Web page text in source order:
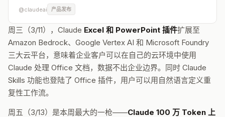
@claudeai 产品发布
周三（3/11），Claude Excel 和 PowerPoint 插件扩展至
Amazon Bedrock、Google Vertex AI 和 Microsoft Foundry
三大云平台，意味着企业客户可以在自己的云环境中使用
Claude 处理 Office 文档，数据不出企业边界。同时 Claude
Skills 功能也登陆了 Office 插件，用户可以用自然语言定义重
复性工作流。
周五（3/13）是本周最大的一枪——Claude 100 万 Token 上